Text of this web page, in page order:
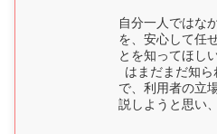
自分一人ではな
を、安心して任
とを知ってほし
はまだまだ知
で、利用者の立
説しようと思い